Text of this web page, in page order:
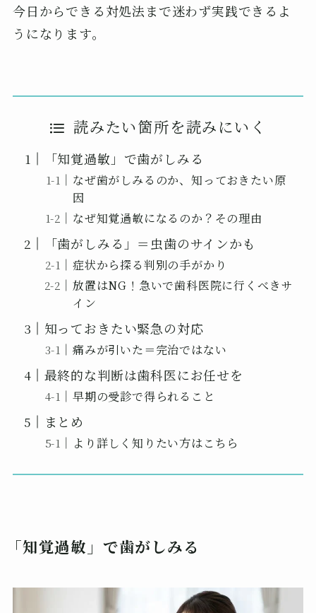
今日からできる対処法まで迷わず実践できるよ
うになります。
読みたい箇所を読みにいく
「知覚過敏」で歯がしみる
なぜ歯がしみるのか、知っておきたい原
因
なぜ知覚過敏になるのか？その理由
「歯がしみる」＝虫歯のサインかも
症状から探る判別の手がかり
放置はNG！急いで歯科医院に行くべきサ
イン
知っておきたい緊急の対応
痛みが引いた＝完治ではない
最終的な判断は歯科医にお任せを
早期の受診で得られること
まとめ
より詳しく知りたい方はこちら
「知覚過敏」で歯がしみる